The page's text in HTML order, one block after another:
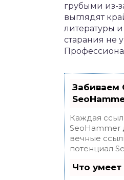
грубыми из-
выглядят
литературы
старания не
Забиваем
Каждая
SeoHammer
вечные
потенциал
Что умеет